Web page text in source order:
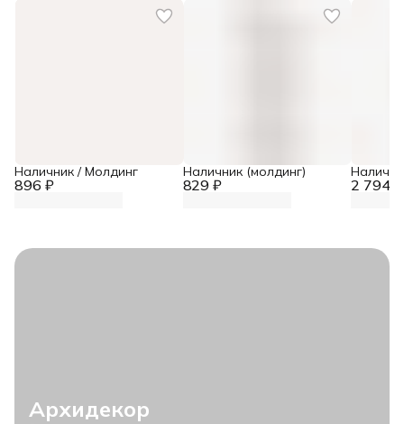
896 ₽
Наличник / Молдинг
829 ₽
Наличник (молдинг)
2 794 ₽
Архидекор